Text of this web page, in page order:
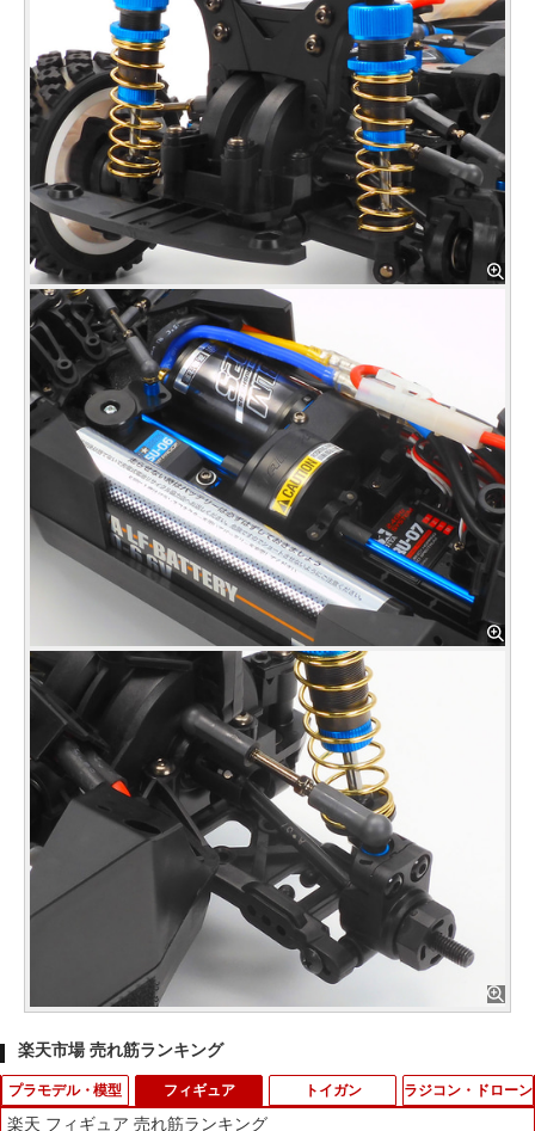
楽天市場 売れ筋ランキング
プラモデル・模型 フィギュア
楽天 フィギュア 売れ筋ランキング
トイガン ラジコン・ドローン